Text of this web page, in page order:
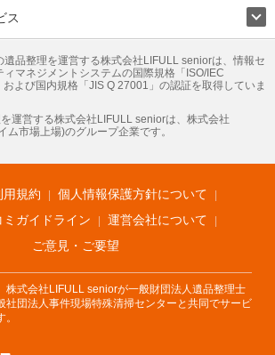
ス
老人ホーム 地方創生 ママの就労支援
ディング 遺品整理 老後の暮らし情報
ービス
ン専門売却査定 不動産投資 アドバイザー
き家バンク 家賃相場 不動産会社
まちむすび
のお役立ち情報
LIFULL HOME'S PRESS
動産データ 不動産転職
遺品整理を運営する株式会社LIFULL seniorは、情報セ
ィマネジメントシステムの国際規格「ISO/IEC
よび国内規格「JIS Q 27001」の認証を取得していま
運営する株式会社LIFULL seniorは、株式会社
ム市場上場)のグループ企業です。
用規約
個人情報保護方針について
ガイドライン
運営会社について
ご意見・ご要望
株式会社LIFULL seniorが一般財団法人遺品整理士
社団法人事件現場特殊清掃センターと共同でサービ